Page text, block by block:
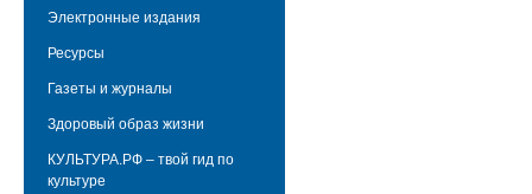
Электронные издания
Ресурсы
Газеты и журналы
Здоровый образ жизни
КУЛЬТУРА.РФ – твой гид по
культуре